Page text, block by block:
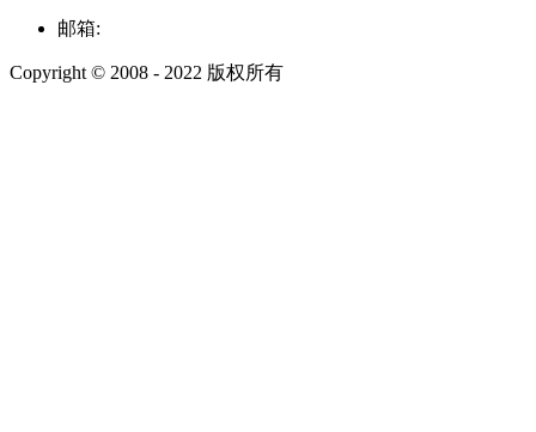
邮箱:
Copyright © 2008 - 2022 版权所有